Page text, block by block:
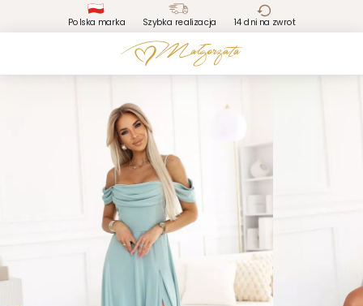
Polska marka Szybka realizacja 14 dni na zwrot